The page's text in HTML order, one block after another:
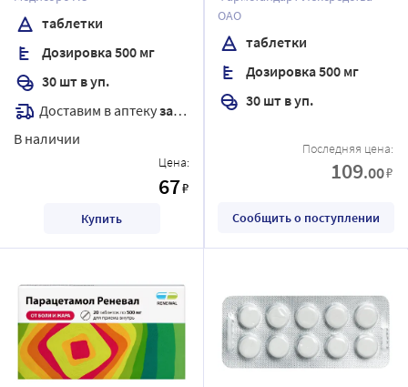
таблетки
Дозировка 500 мг
30 шт в уп.
Доставим в аптекузавтра
В наличии
Цена:
67₽
Купить
ОАО
таблетки
Дозировка 500 мг
30 шт в уп.
Последняя цена:
109.00₽
Сообщить о поступлении